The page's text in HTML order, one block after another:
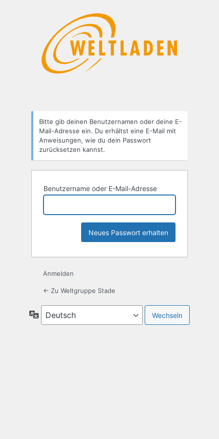
zurücksetzen
Bitte gib deinen Benutzernamen oder deine E-
Mail-Adresse ein. Du erhältst eine E-Mail mit
Anweisungen, wie du dein Passwort
zurücksetzen kannst.
Benutzername oder E-Mail-Adresse
Anmelden
← Zu Weltgruppe Stade
Sprache